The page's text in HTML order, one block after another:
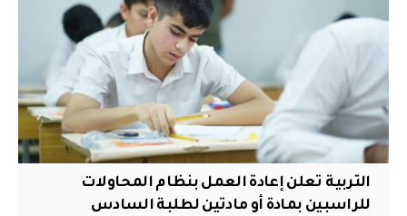
التربية تعلن إعادة العمل بنظام المحاولات
للراسبين بمادة أو مادتين لطلبة السادس